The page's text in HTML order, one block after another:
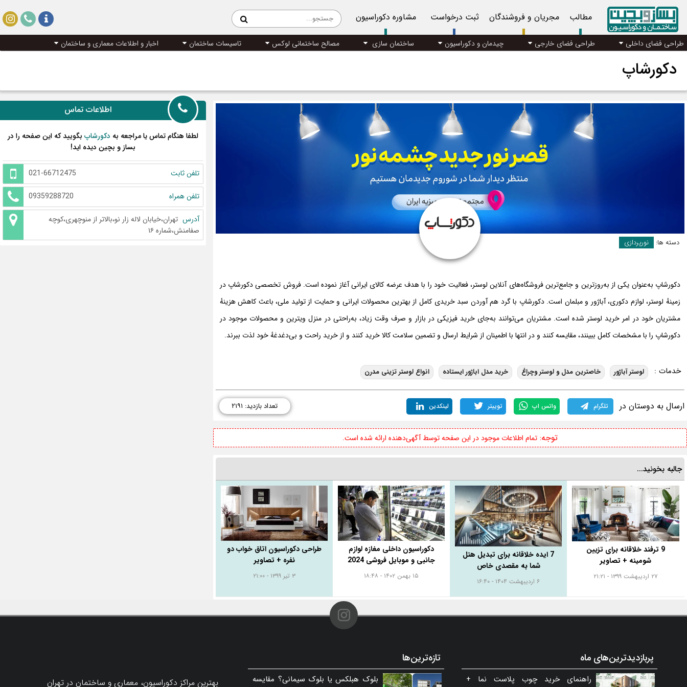
مطالب مجریان و فروشندگان ثبت درخواست مشاوره دکوراسیون
طراحی فضای داخلی طراحی فضای خارجی چیدمان و دکوراسیون ساختمان سازی مصالح ساختمانی لوکس تاسیسات ساختمان اخبار و اطلاعات معماری و ساختمان
دکورشاپ
اطلاعات تماس
لطفا هنگام تماس یا مراجعه به دکورشاپبگویید که این صفحه را در
بساز و بچین دیده اید!
تلفن ثابت 021-66712475
تلفن همراه 09359288720
آدرس تهران،خیابان لاله زار نو،بالاتر از منوچهری،کوچه
صفامنش،شماره ۱۶
دسته ها: نورپردازی
دکورشاپ به‌عنوان یکی از به‌روزترین و جامع‌ترین فروشگاه‌های آنلاین لوستر، فعالیت خود را با هدف عرضه کالای ایرانی آغاز نموده است. فروش تخصصی دکورشاپ در
زمینه‌ٔ لوستر، لوازم دکوری، آباژور و مبلمان است. دکورشاپ با گرد هم آوردن سبد خریدی کامل از بهترین محصولات ایرانی و حمایت از تولید ملی، باعث کاهش هزینهٔ
مشتریان خود در امر خرید لوستر شده است. مشتریان می‌توانند به‌جای خرید فیزیکی در بازار و صرف وقت زیاد، به‌راحتی در منزل ویترین و محصولات موجود در
دکورشاپ را با مشخصات کامل ببینند، مقایسه کنند و در انتها با اطمینان از شرایط ارسال و تضمین سلامت کالا خرید کنند و از خرید راحت و بی‌دغدغهٔ خود لذت ببرند.
خدمات : لوستر آباژور خاصترین مدل و لوستر وچراغ خرید مدل اباژور ایستاده انواع لوستر تزینی مدرن
ارسال به دوستان در تلگرام واتس اپ توییتر لینکدین تعداد بازدید: ۲۱۹۱
توجه:تمام اطلاعات موجود در این صفحه توسط آگهی‌دهنده ارائه شده است.
جالبه بخونید...
9 ترفند خلاقانه برای تزیین
شومینه + تصاویر
۲۷ اردیبهشت ۱۳۹۹ - ۲۱:۲۱
7 ایده خلاقانه برای تبدیل هتل
شما به مقصدی خاص
۶ اردیبهشت ۱۴۰۴ - ۱۶:۴۰
دکوراسیون داخلی مغازه لوازم
جانبی و موبایل فروشی 2024
۱۵ بهمن ۱۴۰۲ - ۱۸:۴۸
طراحی دکوراسیون اتاق خواب دو
نفره + تصاویر
۳ تیر ۱۳۹۹ - ۲۱:۰۰
پربازدیدترین‌های ماه
راهنمای خرید چوب پلاست نما +
تازه‌ترین‌ها
بلوک هبلکس یا بلوک سیمانی؟ مقایسه
بهترین مراکز دکوراسیون، معماری و ساختمان در تهران